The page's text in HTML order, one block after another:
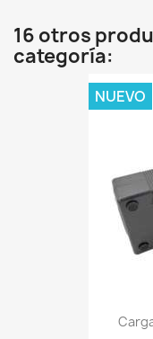
16 otros
categoría:
NUEVO